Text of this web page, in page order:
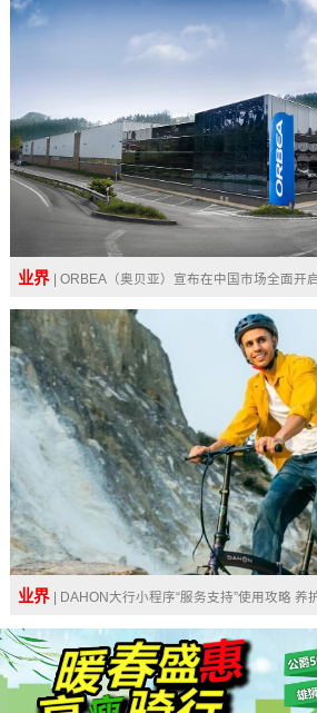
业界 | ORBEA（奥贝亚）宣布在中国市场全面开
业界 | DAHON大行小程序“服务支持”使用攻略 养